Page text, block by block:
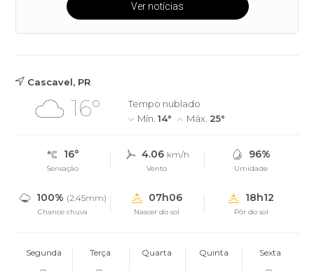
Ver notícias
Cascavel, PR
16°
Tempo nublado
Mín.14° Máx. 25°
16°
Sensação
4.06 km/h
Vento
96%
Umidade
100% (2.45mm)
Chance chuva
07h06
Nascer do sol
18h12
Pôr do sol
Segunda Terça Quarta Quinta Sexta